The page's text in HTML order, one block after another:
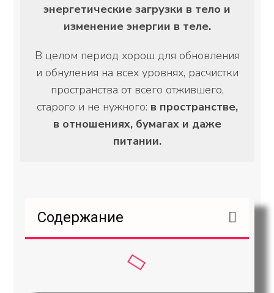
энергетические загрузки в тело и
изменение энергии в теле.
В целом период хорош для обновления
и обнуления на всех уровнях, расчистки
пространства от всего отжившего,
старого и не нужного: в пространстве,
в отношениях, бумагах и даже
питании.
Содержание